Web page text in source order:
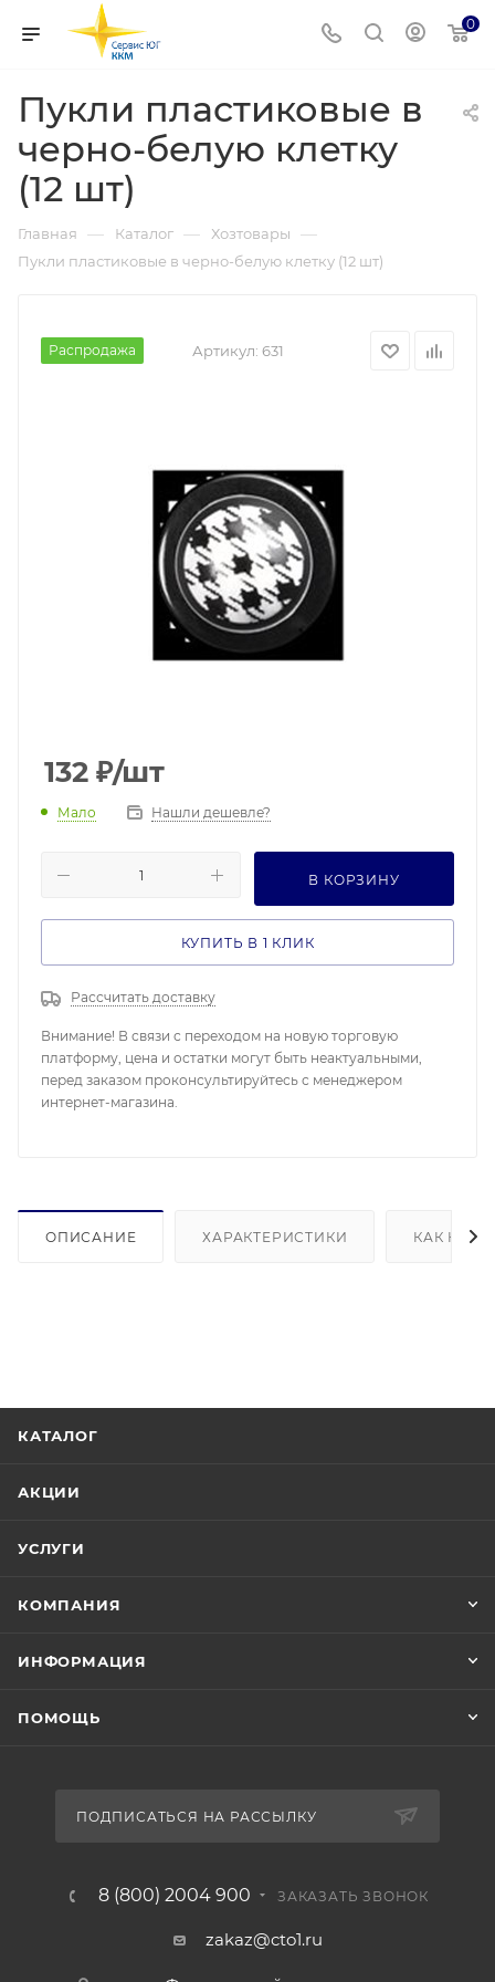
0
Пукли пластиковые в
черно-белую клетку
(12 шт)
Главная — Каталог — Хозтовары —
Пукли пластиковые в черно-белую клетку (12 шт)
Распродажа Артикул: 631
132 ₽/шт
Мало Нашли дешевле?
В КОРЗИНУ
КУПИТЬ В 1 КЛИК
Рассчитать доставку
Внимание! В связи с переходом на новую торговую
платформу, цена и остатки могут быть неактуальными,
перед заказом проконсультируйтесь с менеджером
интернет-магазина.
ОПИСАНИЕ ХАРАКТЕРИСТИКИ КАК
КАТАЛОГ
АКЦИИ
УСЛУГИ
КОМПАНИЯ
ИНФОРМАЦИЯ
ПОМОЩЬ
ПОДПИСАТЬСЯ НА РАССЫЛКУ
8 (800) 2004 900 ЗАКАЗАТЬ ЗВОНОК
zakaz@cto1.ru